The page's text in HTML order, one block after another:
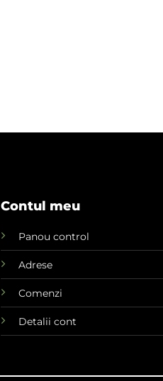
Contul meu
Panou control
Adrese
Comenzi
Detalii cont